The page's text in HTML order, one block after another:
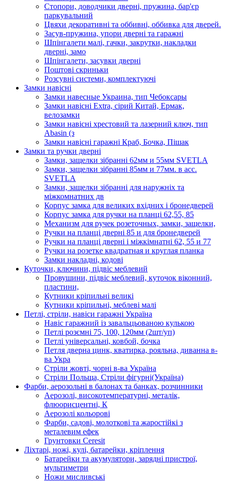
Стопори, доводчики дверні, пружина, бар'єр
паркувальний
Цвяхи декоративні та оббивні, оббивка для дверей.
Засув-пружина, упори дверні та гаражні
Шпінгалети малі, гачки, закрутки, накладки
дверні, замо
Шпінгалети, засувки дверні
Поштові скриньки
Розсувні системи, комплектуючі
Замки навісні
Замки навесные Украина, тип Чебоксары
Замки навісні Extra, сірий Китай, Ермак,
велозамки
Замки навісні хрестовий та лазерний ключ, тип
Abasin (з
Замки навісні гаражні Краб, Бочка, Пішак
Замки та ручки дверні
Замки, защелки зібранні 62мм и 55мм SVETLA
Замки, защелки зібранні 85мм и 77мм. в асс.
SVETLA
Замки, защелки зібранні для наружніх та
міжкомнатних дв
Корпус замка для великих вхідних і бронедверей
Корпус замка для ручки на планці 62,55, 85
Механизм для ручек розеточных, замки, защелки,
Ручки на планці дверні 85 и для бронедверей
Ручки на планці дверні і міжкімнатні 62, 55 и 77
Ручки на розетке квадратная и круглая планка
Замки накладні, кодові
Куточки, ключини, підвіс меблевий
Провушини, підвіс меблевий, куточок віконний,
пластини,
Кутники кріпильні великі
Кутники кріпильні, меблеві малі
Петлі, стріли, навіси гаражні Україна
Навіс гаражний із завальцьованою кулькою
Петлі розємні 75, 100, 120мм (2шт/уп)
Петлі універсальні, ковбой, бочка
Петля дверна цинк, кватирка, рояльна, диванна в-
ва Укра
Стріли жовті, чорні в-ва Україна
Стріли Польща, Стріли фігурні(Україна)
Фарби, аерозольні в балонах та банках, розчинники
Аерозолі, високотемпературні, металік,
флюорисцентні, К
Аерозолі кольорові
Фарби, садові, молоткові та жаростійкі з
металевим ефек
Грунтовки Ceresit
Ліхтарі, ножі, кулі, батарейки, кріплення
Батарейки та акумулятори, зарядні пристрої,
мультиметри
Ножи мисливські